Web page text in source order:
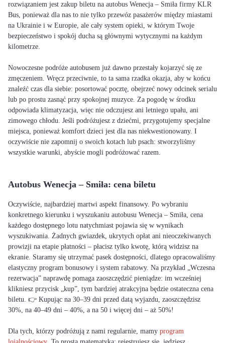
rozwiązaniem jest zakup biletu na autobus Wenecja – Smiła firmy KLR
Bus, ponieważ dla nas to nie tylko przewóz pasażerów między miastami
na Ukrainie i w Europie, ale cały system opieki, w którym Twoje
bezpieczeństwo i spokój ducha są głównymi wytycznymi na każdym
kilometrze.
Nowoczesne podróże autobusem już dawno przestały kojarzyć się ze
zmęczeniem. Wręcz przeciwnie, to ta sama rzadka okazja, aby w końcu
znaleźć czas dla siebie: posortować pocztę, obejrzeć nowy odcinek serialu
lub po prostu zasnąć przy spokojnej muzyce. Za pogodę w środku
odpowiada klimatyzacja, więc nie odczujesz ani letniego upału, ani
zimowego chłodu. Jeśli podróżujesz z dziećmi, przygotujemy specjalne
miejsca, ponieważ komfort dzieci jest dla nas niekwestionowany. I
oczywiście nie zapomnij o swoich kotach lub psach: stworzyliśmy
wszystkie warunki, abyście mogli podróżować razem.
Autobus Wenecja – Smiła: cena biletu
Oczywiście, najbardziej martwi aspekt finansowy. Po wybraniu
konkretnego kierunku i wyszukaniu autobusu Wenecja – Smiła, cena
każdego dostępnego lotu natychmiast pojawia się w wynikach
wyszukiwania. Żadnych gwiazdek, ukrytych opłat ani nieoczekiwanych
prowizji na etapie płatności – płacisz tylko kwotę, którą widzisz na
ekranie. Staramy się utrzymać pasek dostępności, dlatego opracowaliśmy
elastyczny program bonusowy i system rabatowy. Na przykład „Wczesna
rezerwacja” naprawdę pomaga zaoszczędzić pieniądze: im wcześniej
klikniesz przycisk „kup”, tym bardziej atrakcyjna będzie ostateczna cena
biletu. 👉 Kupując na 30–39 dni przed datą wyjazdu, zaoszczędzisz
30%, na 40–49 dni – 40%, a na 50 i więcej dni – aż 50%!
Dla tych, którzy podróżują z nami regularnie, mamy program